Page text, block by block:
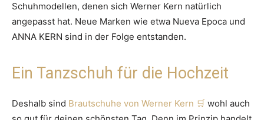
Schuhmodellen, denen sich Werner Kern natürlich
angepasst hat. Neue Marken wie etwa Nueva Epoca und
ANNA KERN sind in der Folge entstanden.
Ein Tanzschuh für die Hochzeit
Deshalb sind Brautschuhe von Werner Kern
wohl auch